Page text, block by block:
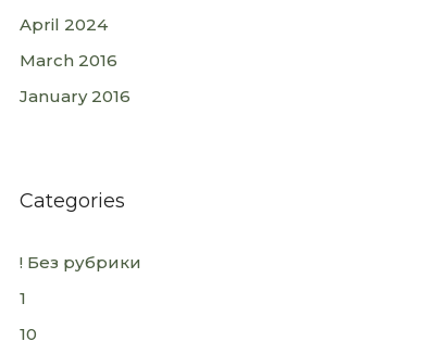
April 2024
March 2016
January 2016
Categories
! Без рубрики
1
10